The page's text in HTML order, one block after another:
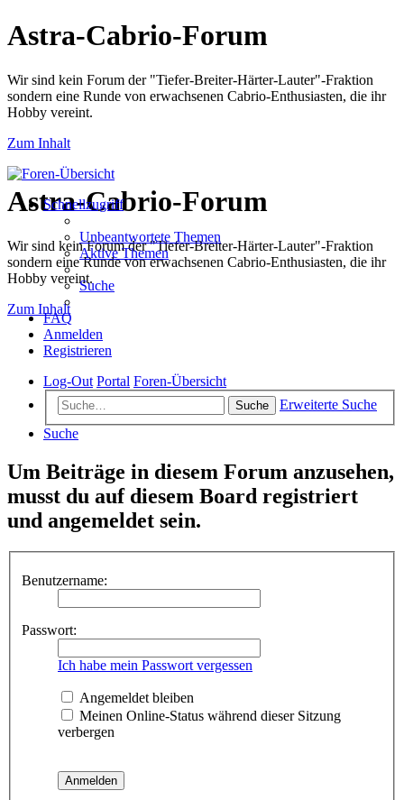
Astra-Cabrio-Forum
Wir sind kein Forum der "Tiefer-Breiter-Härter-Lauter"-Fraktion
sondern eine Runde von erwachsenen Cabrio-Enthusiasten, die ihr
Hobby vereint.
Zum Inhalt
Astra-Cabrio-Forum
Wir sind kein Forum der "Tiefer-Breiter-Härter-Lauter"-Fraktion
sondern eine Runde von erwachsenen Cabrio-Enthusiasten, die ihr
Hobby vereint.
Zum Inhalt
Schnellzugriff
Unbeantwortete Themen
Aktive Themen
Suche
FAQ
Anmelden
Registrieren
Log-Out Portal Foren-Übersicht
Suche
Erweiterte Suche
Suche
Um Beiträge in diesem Forum anzusehen,
musst du auf diesem Board registriert
und angemeldet sein.
Benutzername:
Passwort:
Ich habe mein Passwort vergessen
Angemeldet bleiben
Meinen Online-Status während dieser Sitzung
verbergen